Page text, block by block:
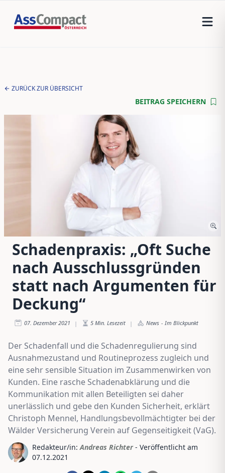
ZURÜCK ZUR ÜBERSICHT
BEITRAG SPEICHERN
Schadenpraxis: „Oft Suche
nach Ausschlussgründen
statt nach Argumenten für
Deckung“
07. Dezember 2021 | 5 Min. Lesezeit | News - Im Blickpunkt
Der Schadenfall und die Schadenregulierung sind
Ausnahmezustand und Routineprozess zugleich und
eine sehr sensible Situation im Zusammenwirken von
Kunden. Eine rasche Schadenabklärung und die
Kommunikation mit allen Beteiligten sei daher
unerlässlich und gebe den Kunden Sicherheit, erklärt
Christoph Mennel, Handlungsbevollmächtigter bei der
Wälder Versicherung Verein auf Gegenseitigkeit (VaG).
Redakteur/in: Andreas Richter - Veröffentlicht am
07.12.2021